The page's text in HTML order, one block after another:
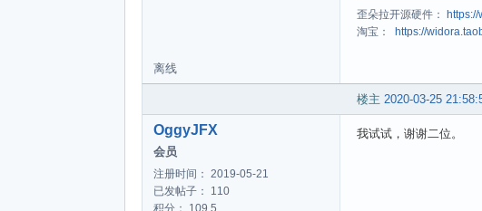
歪朵拉开源硬件： https://
淘宝： https://
离线
楼主 2020-03-25
OggyJFX
会员
注册时间： 2019-05-21
已发帖子： 110
积分： 109.5
我试试，谢谢二位。